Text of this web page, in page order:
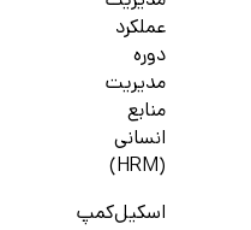
عملکرد
دوره
مدیریت
منابع
انسانی
(HRM)
اسکیل‌کمپ